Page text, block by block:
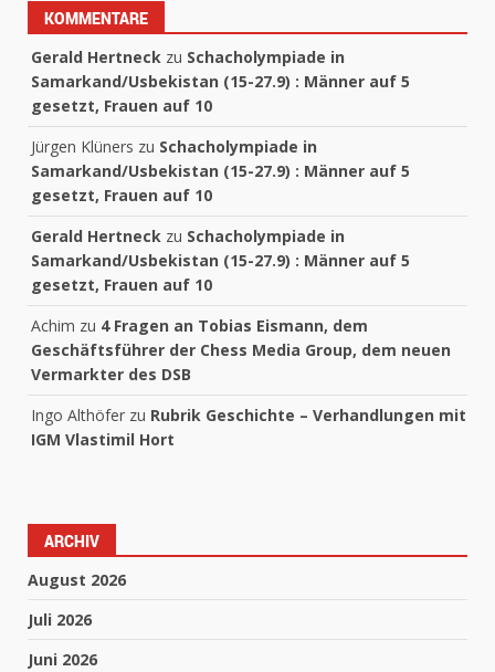
KOMMENTARE
Gerald Hertneck zu Schacholympiade in
Samarkand/Usbekistan (15-27.9) : Männer auf 5
gesetzt, Frauen auf 10
Jürgen Klüners zu Schacholympiade in
Samarkand/Usbekistan (15-27.9) : Männer auf 5
gesetzt, Frauen auf 10
Gerald Hertneck zu Schacholympiade in
Samarkand/Usbekistan (15-27.9) : Männer auf 5
gesetzt, Frauen auf 10
Achim zu 4 Fragen an Tobias Eismann, dem
Geschäftsführer der Chess Media Group, dem neuen
Vermarkter des DSB
Ingo Althöfer zu Rubrik Geschichte – Verhandlungen mit
IGM Vlastimil Hort
ARCHIV
August 2026
Juli 2026
Juni 2026